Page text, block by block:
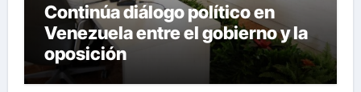
Continúa diálogo político en
Venezuela entre el gobierno y la
oposición